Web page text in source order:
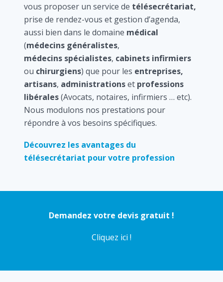
vous proposer un service de télésecrétariat,
prise de rendez-vous et gestion d’agenda,
aussi bien dans le domaine médical
(médecins généralistes,
médecins spécialistes, cabinets infirmiers
ou chirurgiens) que pour les entreprises,
artisans, administrationset professions
libérales(Avocats, notaires, infirmiers … etc).
Nous modulons nos prestations pour
répondre à vos besoins spécifiques.
Découvrez les avantages du
télésecrétariat pour votre profession
Demandez votre devis gratuit !
Cliquez ici !